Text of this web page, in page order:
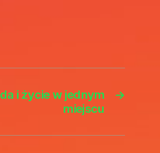
→
i życie w jednym
miejscu